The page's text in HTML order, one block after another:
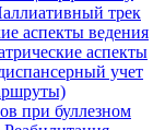
трек
аспекты ведения
аспекты
учет
при буллезном